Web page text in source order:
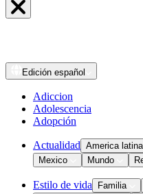
Edición español
Adiccion
Adolescencia
Adopción
Actualidad America latina
Mexico
Mundo
Estilo de vida Familia